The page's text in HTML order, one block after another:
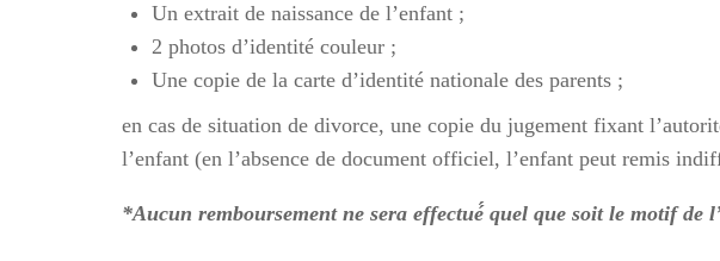
Un extrait de naissance de l’enfant ;
2 photos d’identité couleur ;
Une copie de la carte d’identité nationale des parents ;
en cas de situation de divorce, une copie du jugement fixant
l’enfant (en l’absence de document officiel, l’enfant peut remis
*Aucun remboursement ne sera effectué́ quel que soit le motif de